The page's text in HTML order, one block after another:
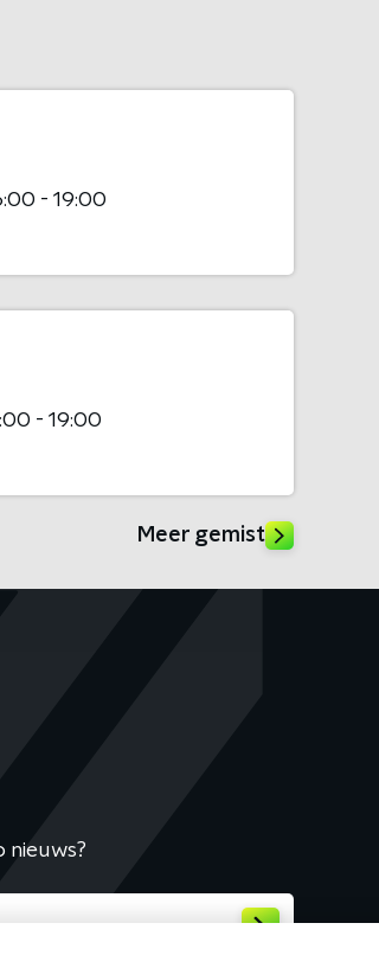
- 19:00
- 19:00
Meer gemist